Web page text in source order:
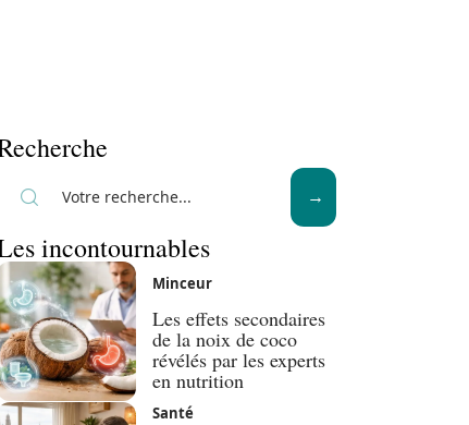
incontournables
Minceur
Les effets secondaires
de la noix de coco
révélés par les experts
en nutrition
Santé